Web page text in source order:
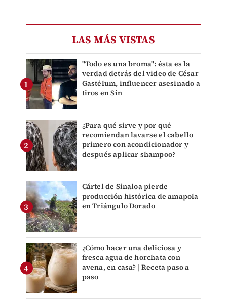
LAS MÁS VISTAS
"Todo es una broma": ésta es la
verdad detrás del video de César
Gastélum, influencer asesinado a
tiros en Sin
¿Para qué sirve y por qué
recomiendan lavarse el cabello
primero con acondicionador y
después aplicar shampoo?
Cártel de Sinaloa pierde
producción histórica de amapola
en Triángulo Dorado
¿Cómo hacer una deliciosa y
fresca agua de horchata con
avena, en casa? | Receta paso a
paso